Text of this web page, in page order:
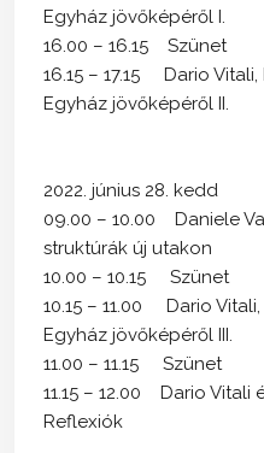
Egyház jövőképéről I.
16.00 – 16.15 Szünet
16.15 – 17.15 Dario
Egyház jövőképéről II.
2022. június 28. kedd
09.00 – 10.00 Daniele
struktúrák új utakon
10.00 – 10.15 Szünet
10.15 – 11.00 Dario
Egyház jövőképéről III.
11.00 – 11.15 Szünet
11.15 – 12.00 Dario Vitali
Reflexiók